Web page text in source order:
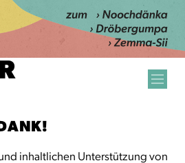
inhaltlichen Unterstützung von